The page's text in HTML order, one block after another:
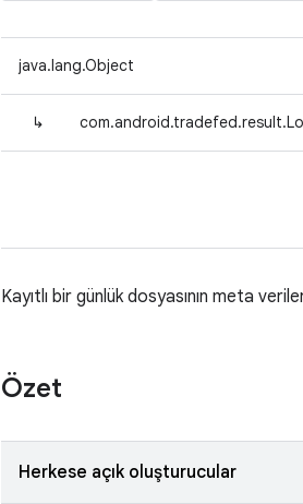
java.lang.Object
↳
Kayıtlı bir günlük dosyasının meta
Özet
Herkese açık oluşturucular